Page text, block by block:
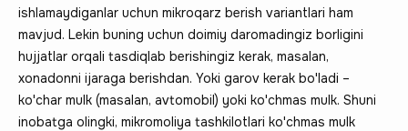
ishlamaydiganlar uchun mikroqarz berish variantlari ham
mavjud. Lekin buning uchun doimiy daromadingiz borligini
hujjatlar orqali tasdiqlab berishingiz kerak, masalan,
xonadonni ijaraga berishdan. Yoki garov kerak bo'ladi –
ko'char mulk (masalan, avtomobil) yoki ko'chmas mulk. Shuni
inobatga olingki, mikromoliya tashkilotlari ko'chmas mulk